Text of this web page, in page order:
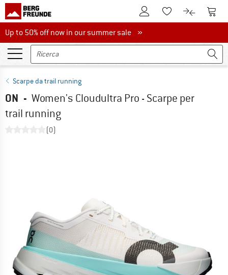
Al conto clienteAlla lista
Al Al
Up to 50% off now in our summer sale
Up to 50% off now in our summer sale »
Scarpe da trail running
ON - Women's Cloudultra Pro - Scarpe per
trail running
(0)